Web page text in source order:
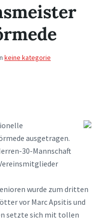
keine kategorie
ausgetragen.
30-Mannschaft
wurde zum dritten
vor Marc Apsitis und
setzte sich mit tollen